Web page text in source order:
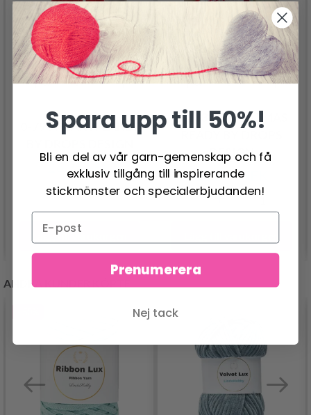
0-798 HEARTFLAKES
26.95 SEK
Lägg till varukorgen
0-1338 CHRISTMAS
DESIGN
119.00 SEK
ANDRA KUNDER KÖPTE
Spara upp till 50%!
Bli en del av vår garn-gemenskap och få
exklusiv tillgång till inspirerande
stickmönster och specialerbjudanden!
Prenumerera
Nej tack